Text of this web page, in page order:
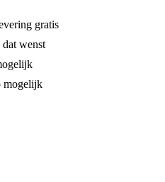
gratis
wenst
mogelijk